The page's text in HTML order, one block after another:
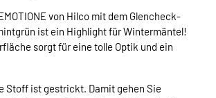
von Hilco mit dem Glencheck-
ist ein Highlight für Wintermäntel!
sorgt für eine tolle Optik und ein
Stoff ist gestrickt. Damit gehen Sie